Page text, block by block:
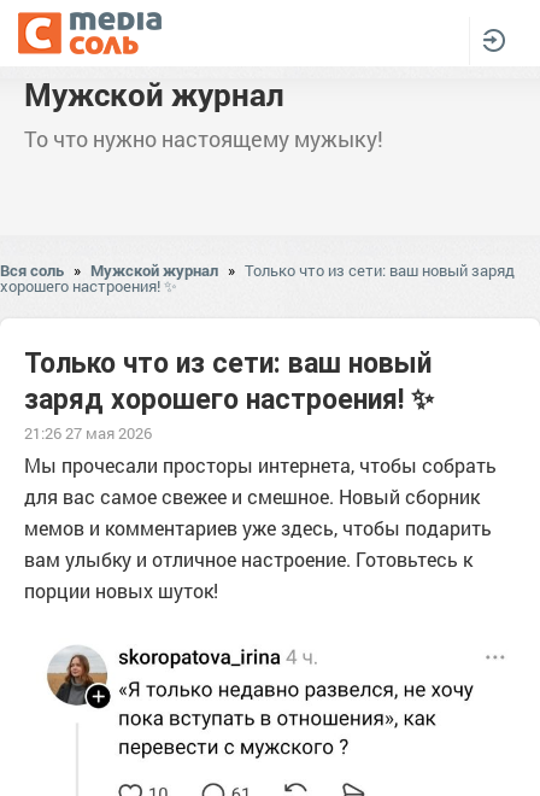
Мужской журнал
То что нужно настоящему мужыку!
Вся соль » Мужской журнал » Только что из сети: ваш новый заряд
хорошего настроения! ✨
Только что из сети: ваш новый
заряд хорошего настроения! ✨
21:26 27 мая 2026
Мы прочесали просторы интернета, чтобы собрать
для вас самое свежее и смешное. Новый сборник
мемов и комментариев уже здесь, чтобы подарить
вам улыбку и отличное настроение. Готовьтесь к
порции новых шуток!